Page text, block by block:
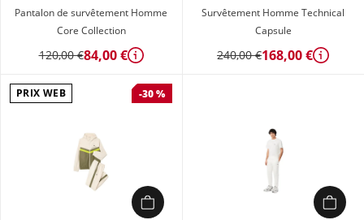
Pantalon de survêtement Homme
Core Collection
120,00 €84,00 € Détails
Survêtement Homme Technical
Capsule
240,00 €168,00 € Détails
PRIX WEB -30 %